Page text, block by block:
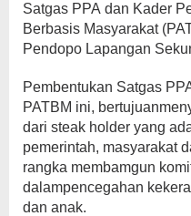
Satgas PPA dan Kader
Berbasis Masyarakat
Pendopo Lapangan
Pembentukan Satgas
PATBM ini,
dari steak holder yang
pemerintah, masyarakat
rangka membamgun
dalampencegahan
dan anak.